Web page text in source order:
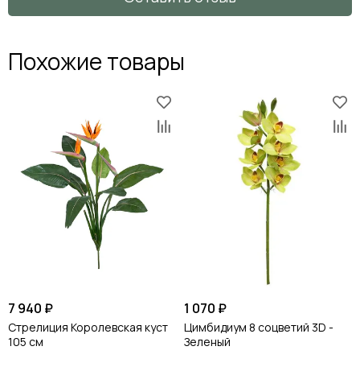
Похожие товары
7 940 ₽
Стрелиция Королевская куст
105 см
1 070 ₽
Цимбидиум 8 соцветий 3D -
Зеленый